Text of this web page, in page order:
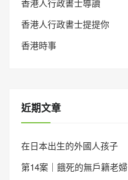
香港人行政書士導讀
香港人行政書士提提你
香港時事
近期文章
在日本出生的外國人孩子
第14案｜餓死的無戶籍老婦